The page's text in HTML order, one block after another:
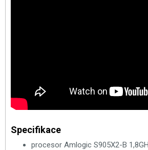
Specifikace
procesor Amlogic S905X2-B